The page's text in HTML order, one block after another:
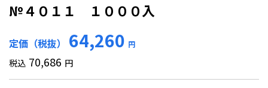
№４０１１ １０００入
定価（税抜） 64,260 円
税込 70,686 円